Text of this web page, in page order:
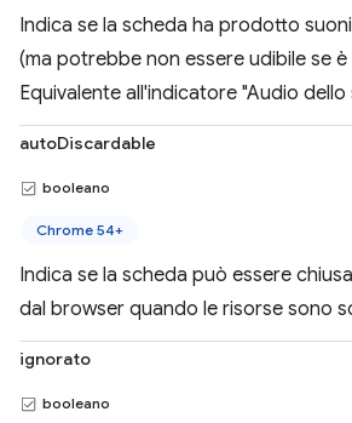
Indica se la scheda ha prodotto
(ma potrebbe non essere udibile se
Equivalente all'indicatore "Audio dello
autoDiscardable
booleano
Chrome 54+
Indica se la scheda può essere
dal browser quando le risorse sono
ignorato
booleano